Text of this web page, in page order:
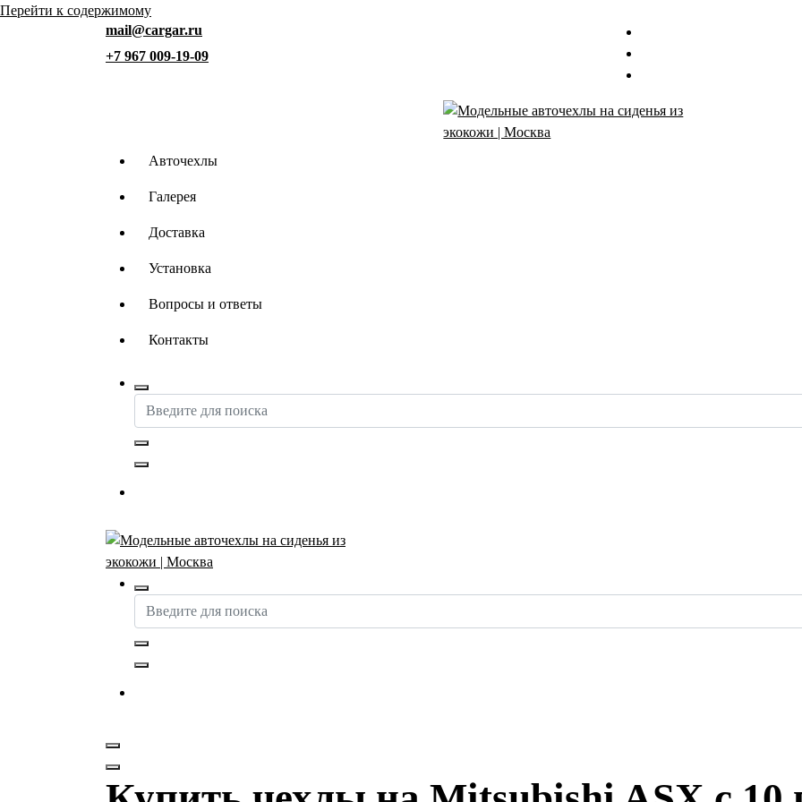
Перейти к содержимому
mail@cargar.ru
+7 967 009-19-09
Авточехлы
Галерея
Доставка
Установка
Вопросы и ответы
Контакты
Авточехлы с доставкой и установкой в Москве